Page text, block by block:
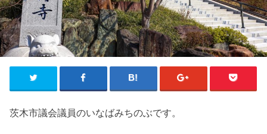
茨木市議会議員のいなばみちのぶです。